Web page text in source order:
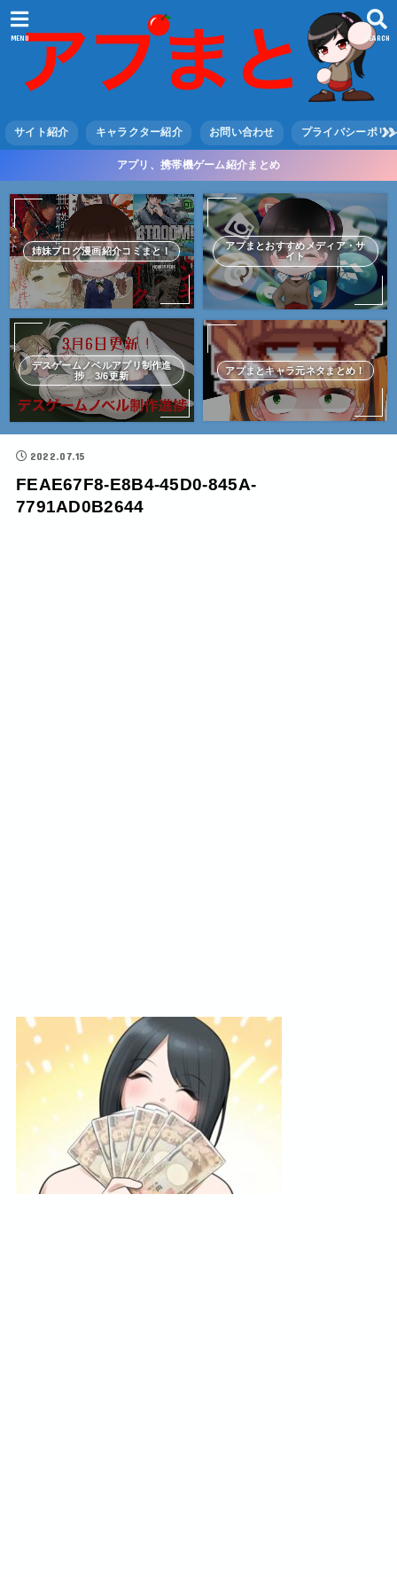
SEARCH
MENU
サイト紹介 キャラクター紹介 お問い合わせ プライバシーポリ
アプリ、携帯機ゲーム紹介まとめ
姉妹ブログ漫画紹介コミまと！
アプまとおすすめメディア・サ
イト
デスゲームノベルアプリ制作進
捗 3/6更新
アプまとキャラ元ネタまとめ！
2022.07.15
FEAE67F8-E8B4-45D0-845A-
7791AD0B2644